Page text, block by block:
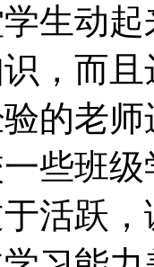
生动
，而
的老
些班
活跃